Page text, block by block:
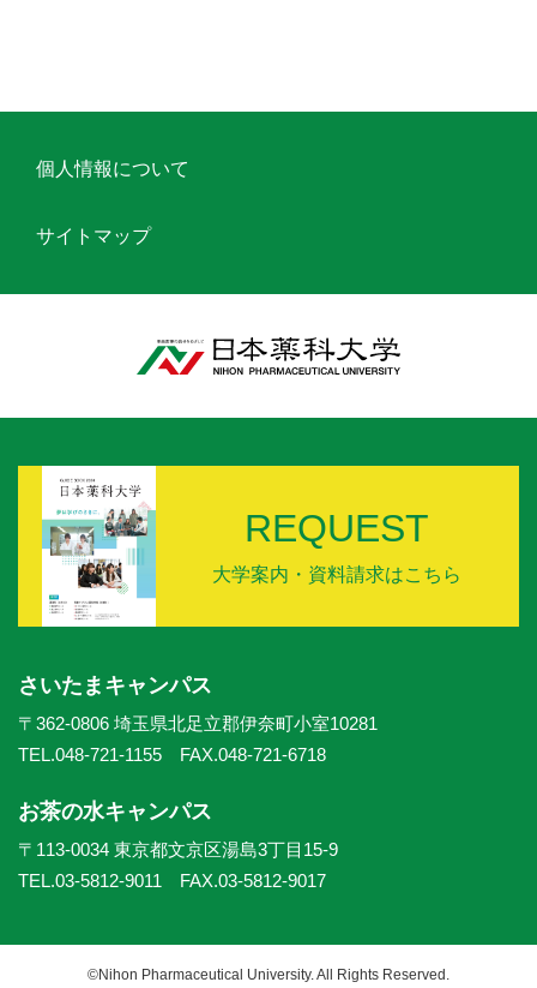
個人情報について
サイトマップ
REQUEST
大学案内・資料請求はこちら
さいたまキャンパス
〒362-0806 埼玉県北足立郡伊奈町小室10281
TEL.048-721-1155 FAX.048-721-6718
お茶の水キャンパス
〒113-0034 東京都文京区湯島3丁目15-9
TEL.03-5812-9011 FAX.03-5812-9017
©Nihon Pharmaceutical University. All Rights Reserved.